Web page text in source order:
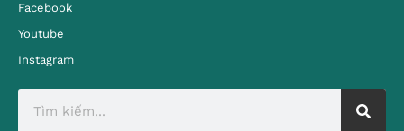
Facebook
Youtube
Instagram